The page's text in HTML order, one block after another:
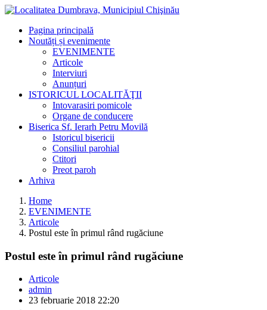
Pagina principală
Noutăți și evenimente
EVENIMENTE
Articole
Interviuri
Anunțuri
ISTORICUL LOCALITĂŢII
Intovarasiri pomicole
Organe de conducere
Biserica Sf. Ierarh Petru Movilă
Istoricul bisericii
Consiliul parohial
Ctitori
Preot paroh
Arhiva
Home
EVENIMENTE
Articole
Postul este în primul rând rugăciune
Postul este în primul rând rugăciune
Articole
admin
23 februarie 2018 22:20